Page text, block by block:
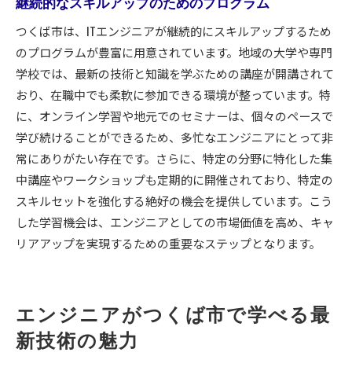
つくば市は、ITエンジニアが継続的にスキルアップするため
のプログラムが豊富に用意されています。地域の大学や専門
学校では、最新の技術と知識を学ぶための講座が開講されて
おり、在職中でも柔軟に参加できる環境が整っています。特
に、オンライン学習や地元でのセミナーは、個々のペースで
学び続けることができるため、多忙なエンジニアにとって非
常にありがたい存在です。さらに、特定の分野に特化した集
中講座やワークショップも定期的に開催されており、特定の
スキルセットを強化する絶好の機会を提供しています。こう
した学習機会は、エンジニアとしての市場価値を高め、キャ
リアアップを実現するための重要なステップとなります。
エンジニアがつくば市で学べる最
新技術の魅力